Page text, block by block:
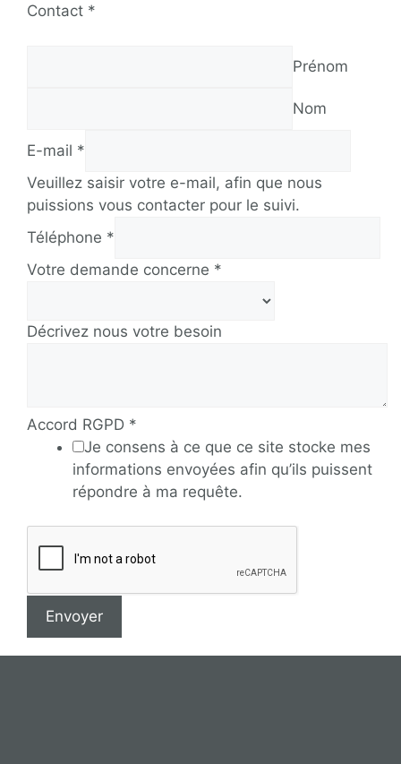
Contact *
Prénom
Nom
E-mail *
Veuillez saisir votre e-mail, afin que nous
puissions vous contacter pour le suivi.
Téléphone *
Votre demande concerne *
Décrivez nous votre besoin
Accord RGPD *
Je consens à ce que ce site stocke mes
informations envoyées afin qu’ils puissent
répondre à ma requête.
Envoyer